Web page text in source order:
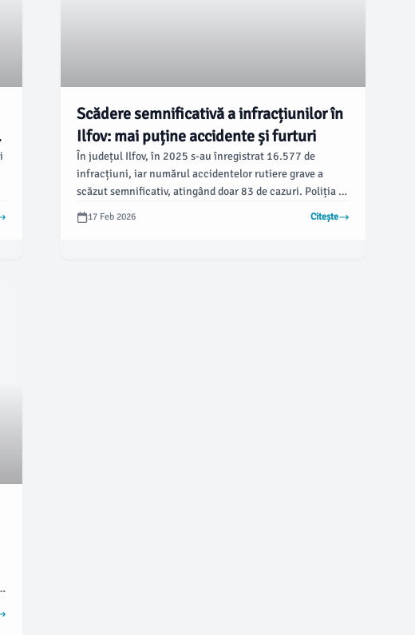
Scădere semnificativă a infracțiunilor în
Ilfov: mai puține accidente și furturi
În județul Ilfov, în 2025 s-au înregistrat 16.577 de
infracțiuni, iar numărul accidentelor rutiere grave a
scăzut semnificativ, atingând doar 83 de cazuri. Poliția a
implementat măsuri stricte, urmărind prevenirea
principalelor cauze ale accidentelor, inclusiv
17 Feb 2026 Citește